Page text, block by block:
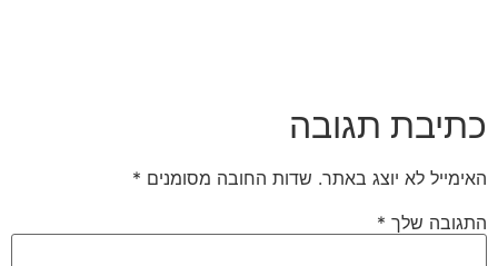
כתיבת תגובה
האימייל לא יוצג באתר. שדות החובה מסומנים *
התגובה שלך *